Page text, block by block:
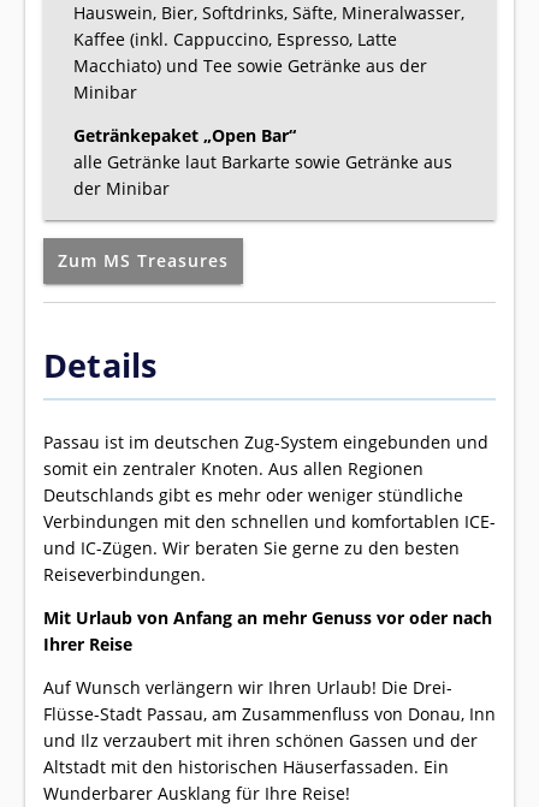
Hauswein, Bier, Softdrinks, Säfte, Mineralwasser,
Kaffee (inkl. Cappuccino, Espresso, Latte
Macchiato) und Tee sowie Getränke aus der
Minibar
Getränkepaket „Open Bar“
alle Getränke laut Barkarte sowie Getränke aus
der Minibar
Zum MS Treasures
Details
Passau ist im deutschen Zug-System eingebunden und
somit ein zentraler Knoten. Aus allen Regionen
Deutschlands gibt es mehr oder weniger stündliche
Verbindungen mit den schnellen und komfortablen ICE-
und IC-Zügen. Wir beraten Sie gerne zu den besten
Reiseverbindungen.
Mit Urlaub von Anfang an mehr Genuss vor oder nach
Ihrer Reise
Auf Wunsch verlängern wir Ihren Urlaub! Die Drei-
Flüsse-Stadt Passau, am Zusammenfluss von Donau, Inn
und Ilz verzaubert mit ihren schönen Gassen und der
Altstadt mit den historischen Häuserfassaden. Ein
Wunderbarer Ausklang für Ihre Reise!